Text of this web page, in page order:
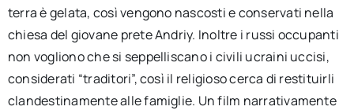
terra è gelata, così vengono nascosti e conservati nella
chiesa del giovane prete Andriy. Inoltre i russi occupanti
non vogliono che si seppelliscano i civili ucraini uccisi,
considerati “traditori”, così il religioso cerca di restituirli
clandestinamente alle famiglie. Un film narrativamente